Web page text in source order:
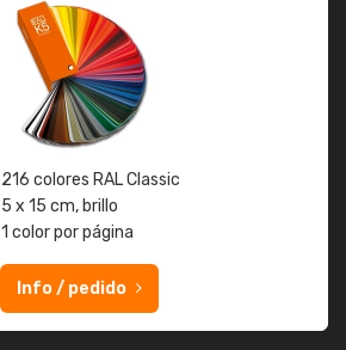
216 colores RAL Classic
5 x 15 cm, brillo
1 color por página
Info / pedido